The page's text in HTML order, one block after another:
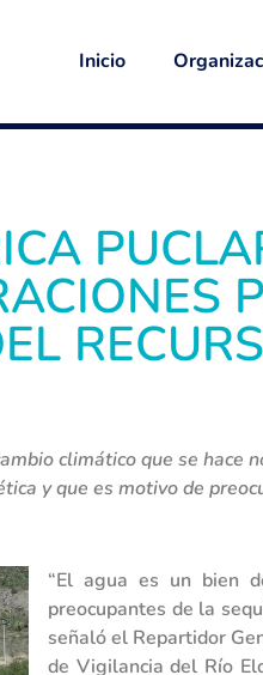
Inicio
climático que se hace
y que es motivo de
“El agua es un bien
preocupantes de la
señaló el Repartidor
de Vigilancia del Río